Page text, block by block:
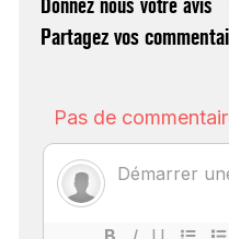
Donnez nous votre avis
Partagez vos